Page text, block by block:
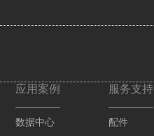
应用案例
数据中心
服务支持
配件